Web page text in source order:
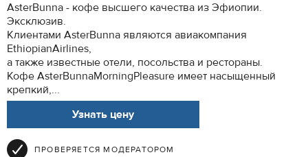
AsterBunna - кофе высшего качества из Эфиопии.
Эксклюзив.
Клиентами AsterBunna являются авиакомпания
EthiopianAirlines,
а также известные отели, посольства и рестораны.
Кофе AsterBunnaMorningPleasure имеет насыщенный
крепкий,...
Узнать цену
ПРОВЕРЯЕТСЯ МОДЕРАТОРОМ